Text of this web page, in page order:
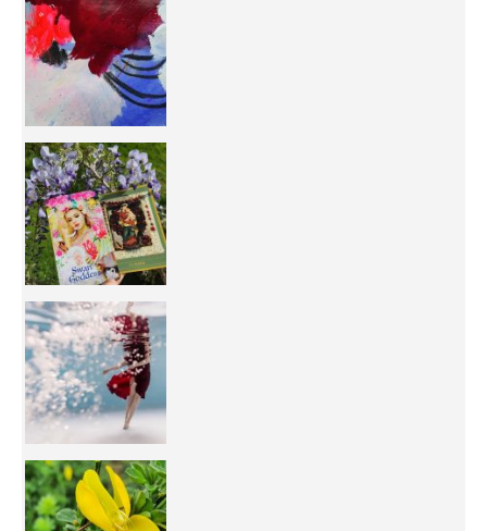
50/50 OR 100/100 ? The day after Ascension, w